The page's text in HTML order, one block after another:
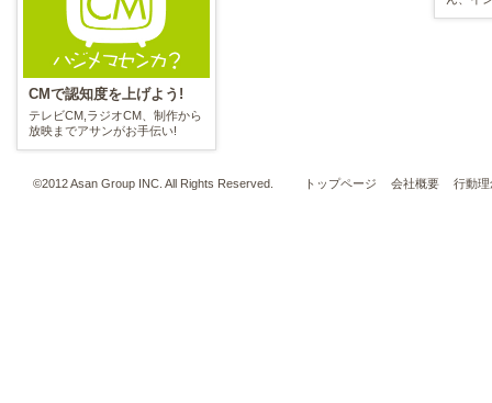
CMで認知度を上げよう!
テレビCM,ラジオCM、制作から
放映までアサンがお手伝い!
©2012 Asan Group INC. All Rights Reserved. トップページ 会社概要 行動理